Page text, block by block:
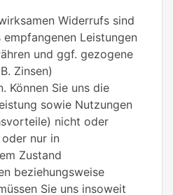
Widerrufs sind
Leistungen
und ggf. gezogene
Zinsen)
Können Sie uns die
sowie Nutzungen
nicht oder
nur in
Zustand
beziehungsweise
Sie uns insoweit